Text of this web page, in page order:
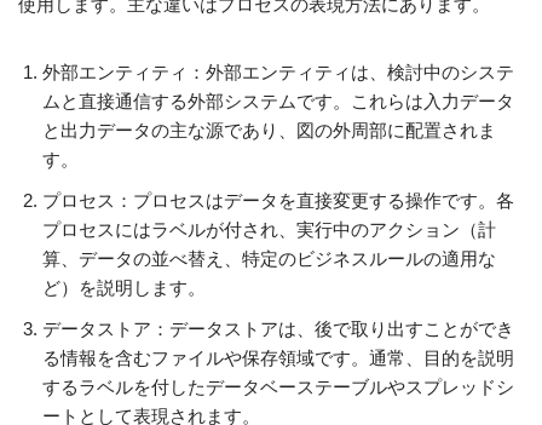
外部エンティティ：外部エンティティは、検討中のシステ
ムと直接通信する外部システムです。これらは入力データ
と出力データの主な源であり、図の外周部に配置されま
す。
プロセス：プロセスはデータを直接変更する操作です。各
プロセスにはラベルが付され、実行中のアクション（計
算、データの並べ替え、特定のビジネスルールの適用な
ど）を説明します。
データストア：データストアは、後で取り出すことができ
る情報を含むファイルや保存領域です。通常、目的を説明
するラベルを付したデータベーステーブルやスプレッドシ
ートとして表現されます。